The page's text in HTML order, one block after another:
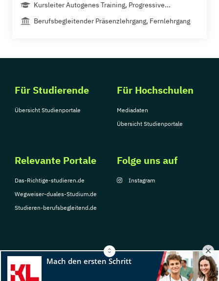
Kursleiter Autogenes Training, Progressive...
Berufsbegleitender Präsenzlehrgang, Fernlehrgang
Für Studierende
Übersicht Studienportale
Für Hochschulen
Mediadaten
Übersicht Studienportale
Relevante Portale
Das-Richtige-studieren.de
Wegweiser-duales-Studium.de
Studieren-berufsbegleitend.de
Folge uns auf
Instagram
© Copyright 2026, TarGroup Media GmbH